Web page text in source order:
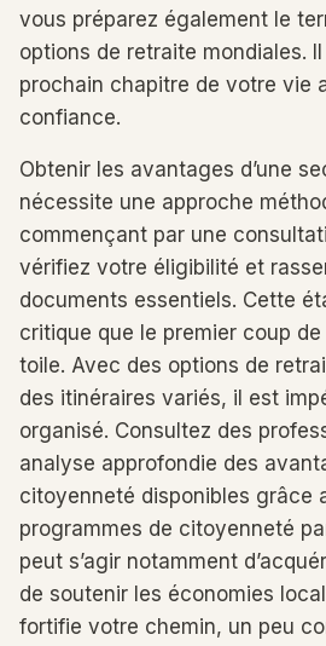
vous préparez également le
options de retraite mondiales. Il
prochain chapitre de votre vie
confiance.
Obtenir les avantages d’une
nécessite une approche
commençant par une
vérifiez votre éligibilité et
documents essentiels. Cette
critique que le premier coup
toile. Avec des options de
des itinéraires variés, il est
organisé. Consultez des
analyse approfondie des
citoyenneté disponibles grâce
programmes de citoyenneté
peut s’agir notamment
de soutenir les économies
fortifie votre chemin, un peu